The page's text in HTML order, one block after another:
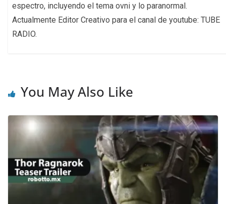
espectro, incluyendo el tema ovni y lo paranormal.
Actualmente Editor Creativo para el canal de youtube: TUBE
RADIO.
You May Also Like